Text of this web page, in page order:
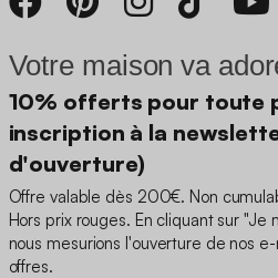
Votre maison va
10% offerts pour toute
inscription à la
d'ouverture)
Offre valable dès 200€. Non
Hors prix rouges. En cliquant sur "Je
nous mesurions l'ouverture de nos
offres.